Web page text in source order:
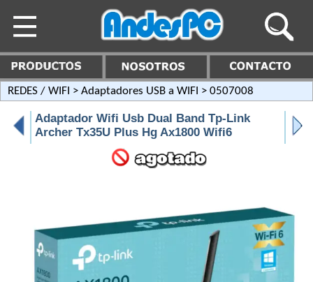
REDES / WIFI > Adaptadores USB a WIFI > 0507008
Adaptador Wifi Usb Dual Band Tp-Link
Archer Tx35U Plus Hg Ax1800 Wifi6